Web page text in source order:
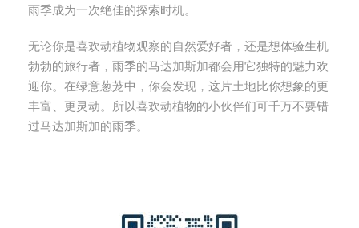
雨季成为一次绝佳的探索时机。
无论你是喜欢动植物观察的自然爱好者，还是想体验生机
勃勃的旅行者，雨季的马达加斯加都会用它独特的魅力欢
迎你。在绿意葱茏中，你会发现，这片土地比你想象的更
丰富、更灵动。所以喜欢动植物的小伙伴们可千万不要错
过马达加斯加的雨季。